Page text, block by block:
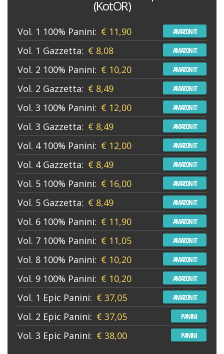
(KotOR)
Vol. 1 100% Panini: € 11,90 AMAZON IT
Vol. 1 Gazzetta: € 8,08 AMAZON IT
Vol. 2 100% Panini: € 10,20 AMAZON IT
Vol. 2 Gazzetta: € 8,49 AMAZON IT
Vol. 3 100% Panini: € 12,00 AMAZON IT
Vol. 3 Gazzetta: € 8,49 AMAZON IT
Vol. 4 100% Panini: € 12,00 AMAZON IT
Vol. 4 Gazzetta: € 8,49 AMAZON IT
Vol. 5 100% Panini: € 16,00 AMAZON IT
Vol. 5 Gazzetta: € 8,49 AMAZON IT
Vol. 6 100% Panini: € 11,90 AMAZON IT
Vol. 7 100% Panini: € 11,05 AMAZON IT
Vol. 8 100% Panini: € 10,20 AMAZON IT
Vol. 9 100% Panini: € 10,20 AMAZON IT
Vol. 1 Epic Panini: € 37,05 AMAZON IT
Vol. 2 Epic Panini: € 37,05 PANINI
Vol. 3 Epic Panini: € 38,00 PANINI